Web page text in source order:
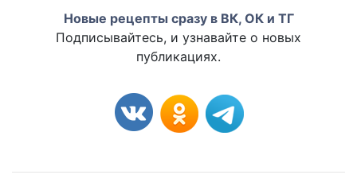
Новые рецепты сразу в ВК, ОК и ТГ
Подписывайтесь, и узнавайте о новых
публикациях.